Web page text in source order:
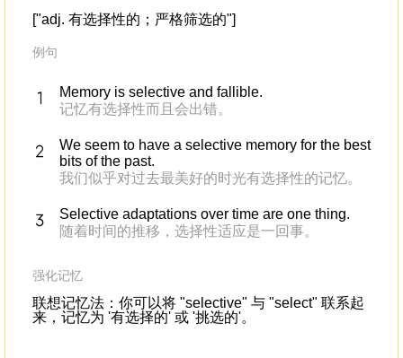
["adj. 有选择性的；严格筛选的"]
例句
Memory is selective and fallible.
记忆有选择性而且会出错。
We seem to have a selective memory for the best
bits of the past.
我们似乎对过去最美好的时光有选择性的记忆。
Selective adaptations over time are one thing.
随着时间的推移，选择性适应是一回事。
强化记忆
联想记忆法：你可以将 "selective" 与 "select" 联系起
来，记忆为 '有选择的' 或 '挑选的'。